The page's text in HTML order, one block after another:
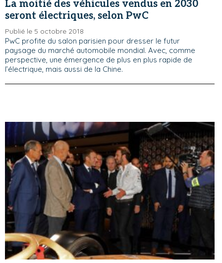
La moitié des véhicules vendus en 2030
seront électriques, selon PwC
Publié le 5 octobre 2018
PwC profite du salon parisien pour dresser le futur
paysage du marché automobile mondial. Avec, comme
perspective, une émergence de plus en plus rapide de
l’électrique, mais aussi de la Chine.